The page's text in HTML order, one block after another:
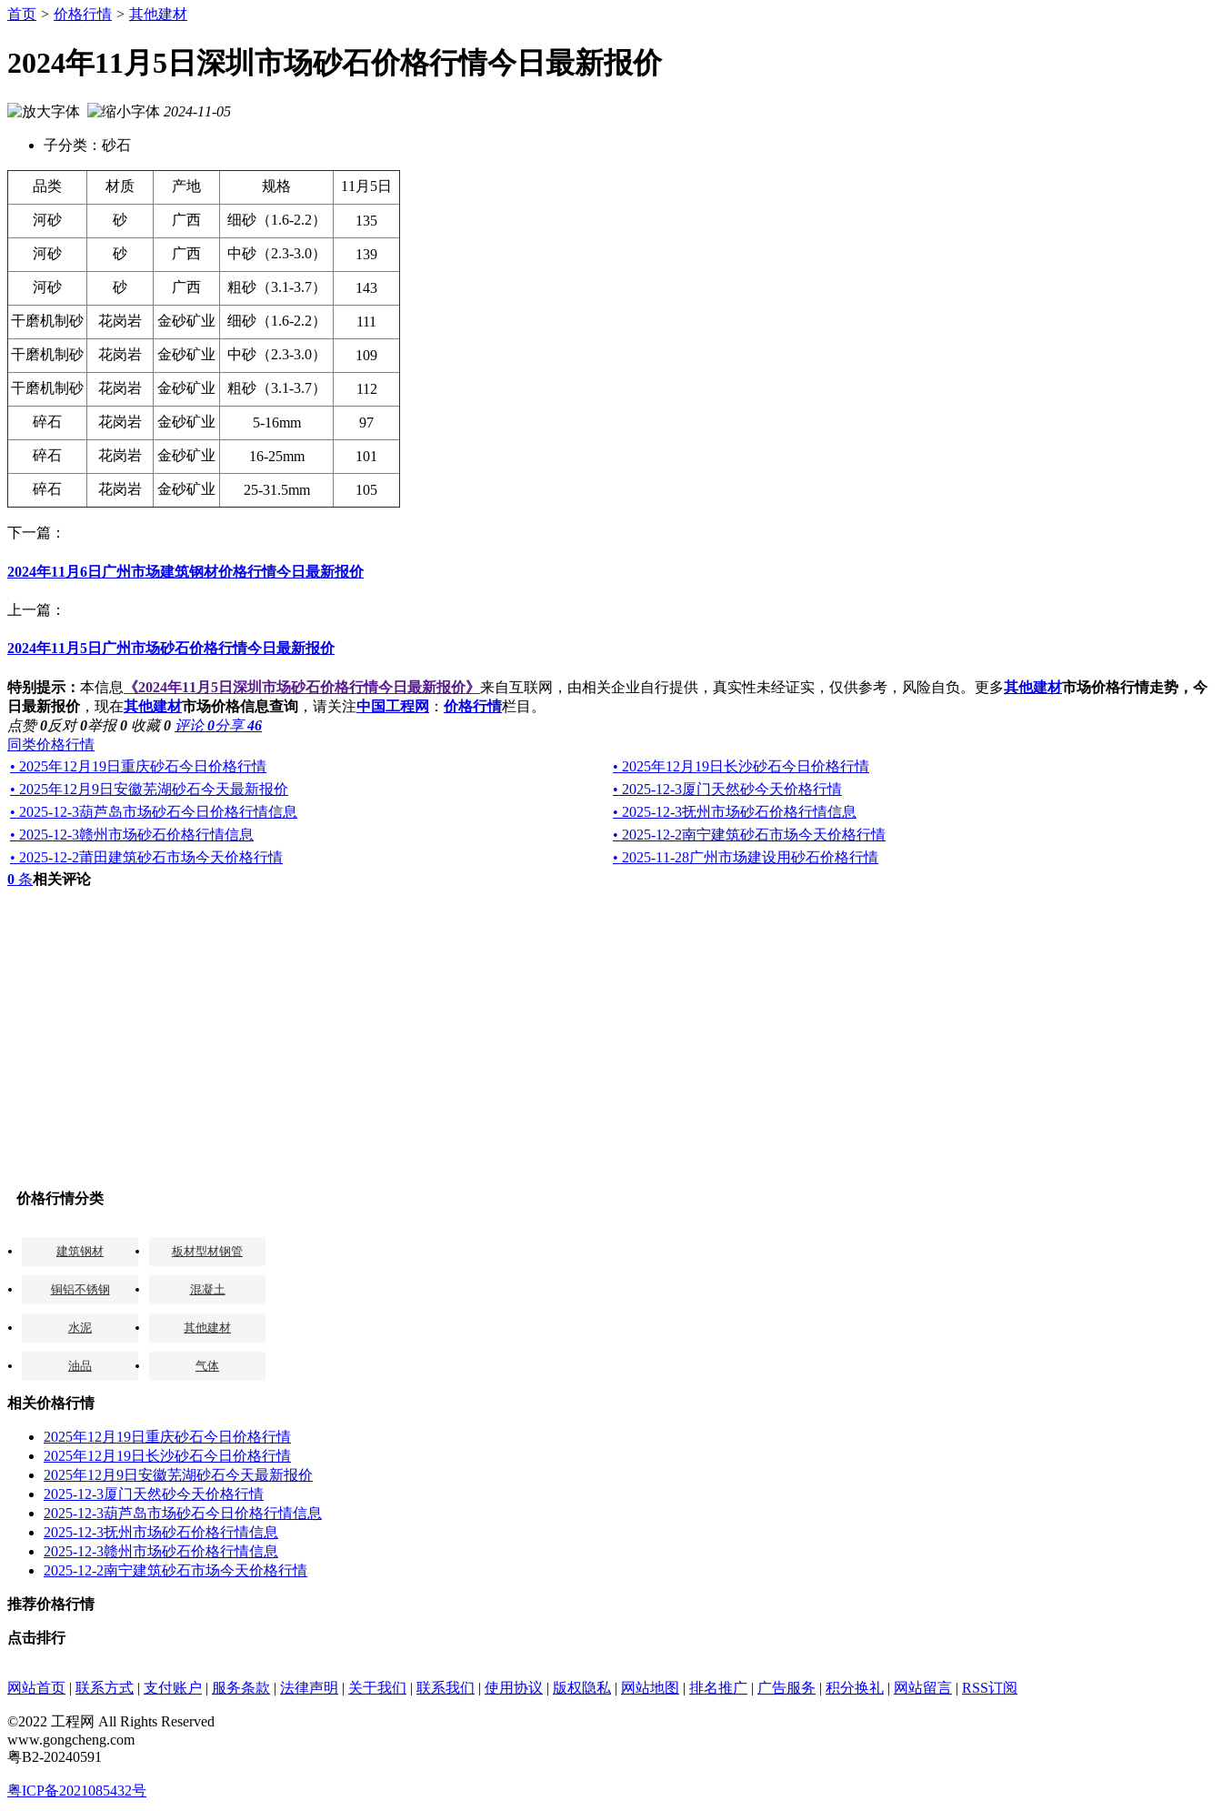
首页 > 价格行情 > 其他建材
2024年11月5日深圳市场砂石价格行情今日最新报价
2024-11-05
子分类：砂石
品类 材质 产地 规格 11月5日
河砂 砂 广西 细砂（1.6-2.2） 135
河砂 砂 广西 中砂（2.3-3.0） 139
河砂 砂 广西 粗砂（3.1-3.7） 143
干磨机制砂 花岗岩 金砂矿业 细砂（1.6-2.2） 111
干磨机制砂 花岗岩 金砂矿业 中砂（2.3-3.0） 109
干磨机制砂 花岗岩 金砂矿业 粗砂（3.1-3.7） 112
碎石 花岗岩 金砂矿业 5-16mm 97
碎石 花岗岩 金砂矿业 16-25mm 101
碎石 花岗岩 金砂矿业 25-31.5mm 105
下一篇：
2024年11月6日广州市场建筑钢材价格行情今日最新报价
上一篇：
2024年11月5日广州市场砂石价格行情今日最新报价
特别提示： 本信息 《2024年11月5日深圳市场砂石价格行情今日最新报价》 来自互联网，由相关企业自行提供，真实性未经证实，仅供参考，风险自负。更多其他建材市场价格行情走势，今
日最新报价，现在其他建材市场价格信息查询 ，请关注中国工程网 ： 价格行情栏目。
点赞0反对0举报0 收藏0 评论0分享46
同类价格行情
• 2025年12月19日重庆砂石今日价格行情
• 2025年12月19日长沙砂石今日价格行情
• 2025年12月9日安徽芜湖砂石今天最新报价
• 2025-12-3厦门天然砂今天价格行情
• 2025-12-3葫芦岛市场砂石今日价格行情信息
• 2025-12-3抚州市场砂石价格行情信息
• 2025-12-3赣州市场砂石价格行情信息
• 2025-12-2南宁建筑砂石市场今天价格行情
• 2025-12-2莆田建筑砂石市场今天价格行情
• 2025-11-28广州市场建设用砂石价格行情
0 条相关评论
价格行情分类
建筑钢材 板材型材钢管
铜铝不锈钢 混凝土
水泥 其他建材
油品 气体
相关价格行情
2025年12月19日重庆砂石今日价格行情
2025年12月19日长沙砂石今日价格行情
2025年12月9日安徽芜湖砂石今天最新报价
2025-12-3厦门天然砂今天价格行情
2025-12-3葫芦岛市场砂石今日价格行情信息
2025-12-3抚州市场砂石价格行情信息
2025-12-3赣州市场砂石价格行情信息
2025-12-2南宁建筑砂石市场今天价格行情
推荐价格行情
点击排行
网站首页 | 联系方式 | 支付账户 | 服务条款 | 法律声明 | 关于我们 | 联系我们 | 使用协议 | 版权隐私 | 网站地图 | 排名推广 | 广告服务 | 积分换礼 | 网站留言 | RSS订阅
©2022 工程网 All Rights Reserved
www.gongcheng.com
粤B2-20240591
粤ICP备2021085432号